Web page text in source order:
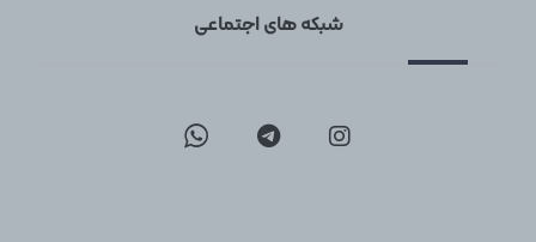
شبکه های اجتماعی